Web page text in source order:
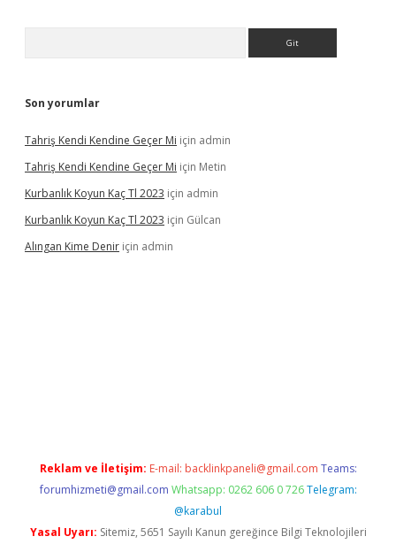
Son yorumlar
Tahriş Kendi Kendine Geçer Mi için admin
Tahriş Kendi Kendine Geçer Mi için Metin
Kurbanlık Koyun Kaç Tl 2023 için admin
Kurbanlık Koyun Kaç Tl 2023 için Gülcan
Alıngan Kime Denir için admin
Reklam ve İletişim: E-mail: backlinkpaneli@gmail.com Teams:
forumhizmeti@gmail.com Whatsapp: 0262 606 0 726 Telegram:
@karabul
Yasal Uyarı: Sitemiz, 5651 Sayılı Kanun gereğince Bilgi Teknolojileri